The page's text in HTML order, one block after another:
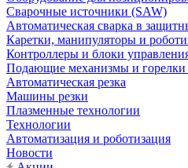
Сварочные источники (SAW)
Автоматическая сварка в
Каретки, манипуляторы и
Контроллеры и блоки
Подающие механизмы и
Автоматическая резка
Машины резки
Плазменные технологии
Технологии
Автоматизация и роботизация
Новости